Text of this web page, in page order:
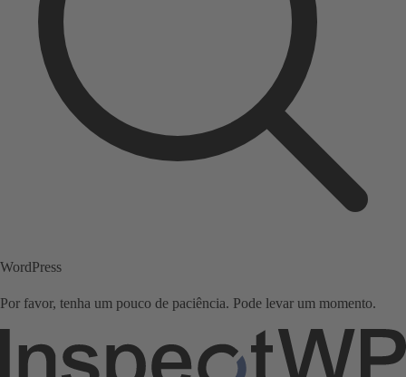
WordPress
Por favor, tenha um pouco de paciência. Pode levar um momento.